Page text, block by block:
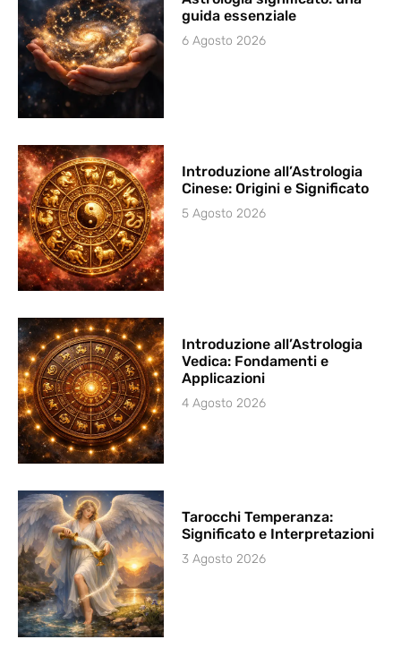
guida essenziale
6 Agosto 2026
Introduzione all’Astrologia
Cinese: Origini e Significato
5 Agosto 2026
Introduzione all’Astrologia
Vedica: Fondamenti e
Applicazioni
4 Agosto 2026
Tarocchi Temperanza:
Significato e Interpretazioni
3 Agosto 2026